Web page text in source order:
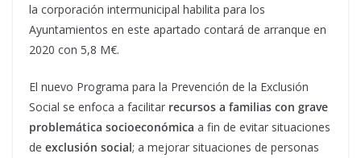
la corporación intermunicipal habilita para los
Ayuntamientos en este apartado contará de arranque en
2020 con 5,8 M€.
El nuevo Programa para la Prevención de la Exclusión
Social se enfoca a facilitar recursos a familias con grave
problemática socioeconómica a fin de evitar situaciones
de exclusión social; a mejorar situaciones de personas